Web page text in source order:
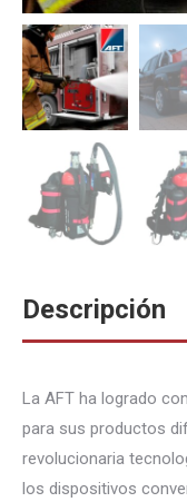
Descripción
La AFT ha logrado
para sus productos
revolucionaria
los dispositivos